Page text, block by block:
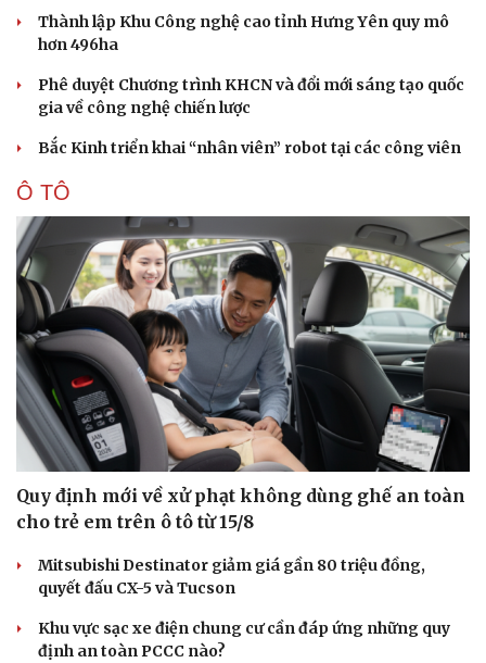
Thành lập Khu Công nghệ cao tỉnh Hưng Yên quy mô
hơn 496ha
Phê duyệt Chương trình KHCN và đổi mới sáng tạo quốc
gia về công nghệ chiến lược
Bắc Kinh triển khai “nhân viên” robot tại các công viên
Ô TÔ
Quy định mới về xử phạt không dùng ghế an toàn
cho trẻ em trên ô tô từ 15/8
Mitsubishi Destinator giảm giá gần 80 triệu đồng,
quyết đấu CX-5 và Tucson
Khu vực sạc xe điện chung cư cần đáp ứng những quy
định an toàn PCCC nào?